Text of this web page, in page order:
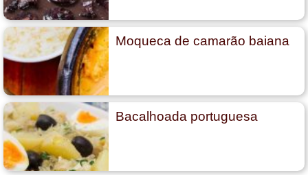
Moqueca de camarão baiana
Bacalhoada portuguesa